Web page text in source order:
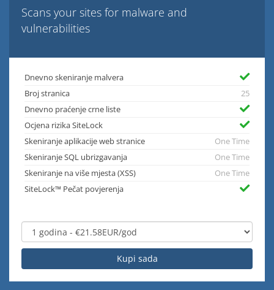
Scans your sites for malware and
vulnerabilities
Dnevno skeniranje malvera
Broj stranica
25
Dnevno praćenje crne liste
Ocjena rizika SiteLock
Skeniranje aplikacije web stranice
One Time
Skeniranje SQL ubrizgavanja
One Time
Skeniranje na više mjesta (XSS)
One Time
SiteLock™ Pečat povjerenja
Kupi sada